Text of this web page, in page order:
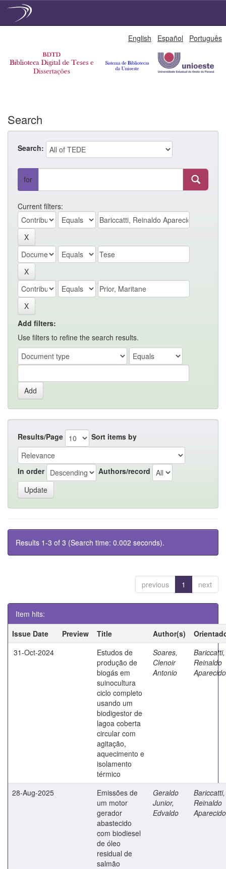
English Español Português
Search
Search:
for
Current filters:
Add filters:
Use filters to refine the search results.
Results/Page Sort items by
In order Authors/record
Results 1-3 of 3 (Search time: 0.002 seconds).
previous 1 next
Item hits:
Issue Date
Preview Title Author(s)
31-Oct-2024
Estudos de
produção de
biogás em
suinocultura
ciclo completo
usando um
biodigestor de
lagoa coberta
circular com
agitação,
aquecimento e
isolamento
térmico
Soares,
Clenoir
Antonio
Bariccatti,
Reinaldo
Aparecido
28-Aug-2025
Emissões de
um motor
gerador
abastecido
com biodiesel
de óleo
residual de
salmão
Geraldo
Junior,
Edvaldo
Bariccatti,
Reinaldo
Aparecido